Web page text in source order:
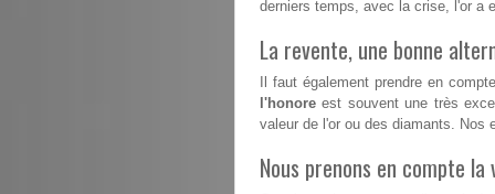
derniers temps, avec la crise, l'or a
La revente, une bonne
Il faut également prendre en
l'honore est souvent une très
valeur de l'or ou des diamants. Nos
Nous prenons en compte